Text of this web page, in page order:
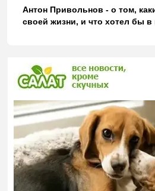
Антон Привольнов - о том,
своей жизни, и что хотел бы в